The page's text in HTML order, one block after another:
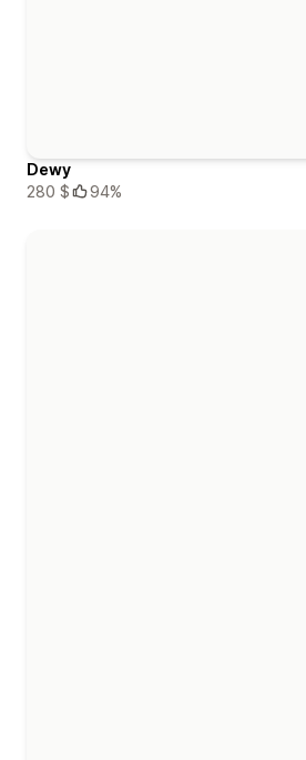
Dewy
280 $
94%